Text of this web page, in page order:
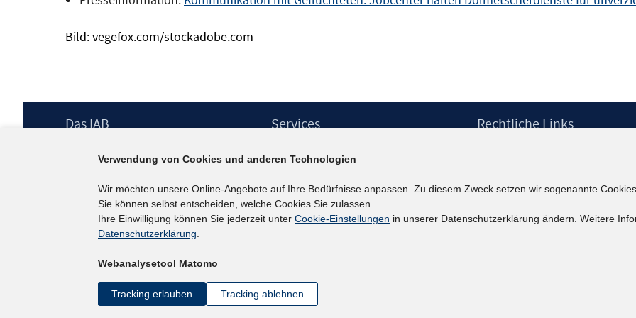
Bild: vegefox.com/stockadobe.com
Footer
Das IAB
Berufsforschung (IAB) – unser Leitbild
Institutsleitung
Graduiertenprogramm
Befragungen
Projekte
Services
IAB-Newsletter
Kontakt
Rechtliche Links
Erklärung zur Barrierefreiheit
Verwendung von Cookies und anderen Technologien
Wir möchten unsere Online-Angebote auf Ihre Bedürfnisse anpassen. Zu diesem Zweck setzen wir sogenannte
Sie können selbst entscheiden, welche Cookies Sie zulassen.
Ihre Einwilligung können Sie jederzeit unter Cookie-Einstellungen in unserer Datenschutzerklärung ändern. Weitere
Datenschutzerklärung.
Webanalysetool Matomo
Tracking erlauben Tracking ablehnen